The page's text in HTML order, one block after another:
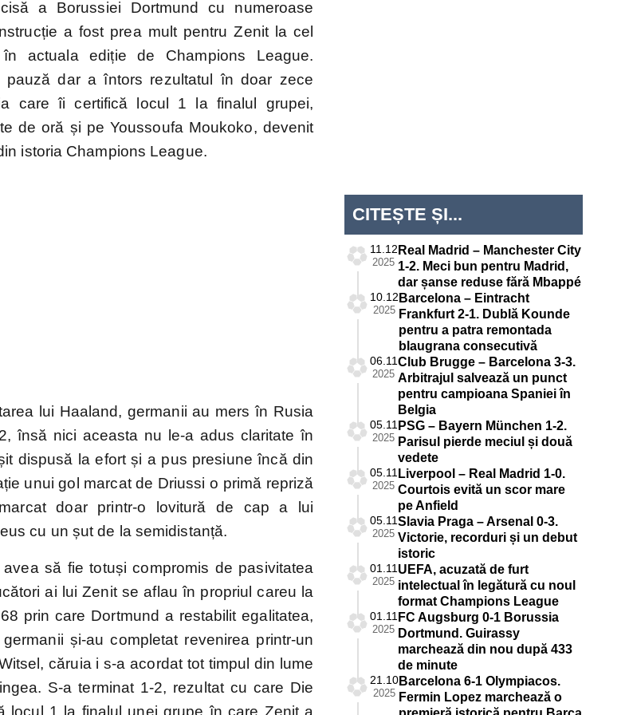
2020
a Borussiei Dortmund cu numeroase
a fost prea mult pentru Zenit la cel
actuala ediție de Champions League.
pauză dar a întors rezultatul în doar zece
care îi certifică locul 1 la finalul grupei,
de oră și pe Youssoufa Moukoko, devenit
istoria Champions League.
lui Haaland, germanii au mers în Rusia
însă nici aceasta nu le-a adus claritate în
dispusă la efort și a pus presiune încă din
unui gol marcat de Driussi o primă repriză
doar printr-o lovitură de cap a lui
cu un șut de la semidistanță.
să fie totuși compromis de pasivitatea
ai lui Zenit se aflau în propriul careu la
prin care Dortmund a restabilit egalitatea,
și-au completat revenirea printr-un
căruia i s-a acordat tot timpul din lume
S-a terminat 1-2, rezultat cu care Die
locul 1 la finalul unei grupe în care Zenit a
CITEȘTE ȘI...
11.12
2025
Real Madrid – Manchester City
1-2. Meci bun pentru Madrid,
dar șanse reduse fără Mbappé
10.12
2025
Barcelona – Eintracht
Frankfurt 2-1. Dublă Kounde
pentru a patra remontada
blaugrana consecutivă
06.11
2025
Club Brugge – Barcelona 3-3.
Arbitrajul salvează un punct
pentru campioana Spaniei în
Belgia
05.11
2025
PSG – Bayern München 1-2.
Parisul pierde meciul și două
vedete
05.11
2025
Liverpool – Real Madrid 1-0.
Courtois evită un scor mare
pe Anfield
05.11
2025
Slavia Praga – Arsenal 0-3.
Victorie, recorduri și un debut
istoric
01.11
2025
UEFA, acuzată de furt
intelectual în legătură cu noul
format Champions League
01.11
2025
FC Augsburg 0-1 Borussia
Dortmund. Guirassy
marchează din nou după 433
de minute
21.10
2025
Barcelona 6-1 Olympiacos.
Fermin Lopez marchează o